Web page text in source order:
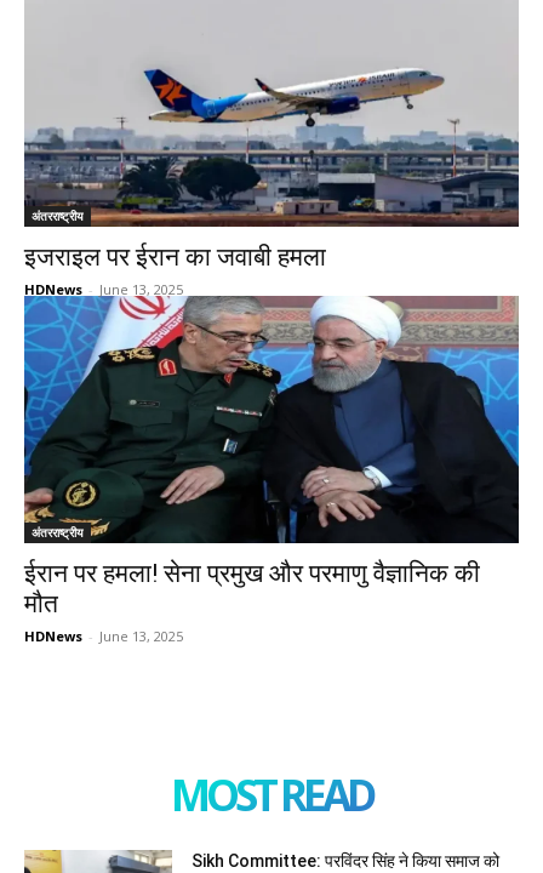
अंतरराष्ट्रीय
इजराइल पर ईरान का जवाबी हमला
HDNews - June 13, 2025
अंतरराष्ट्रीय
ईरान पर हमला! सेना प्रमुख और परमाणु वैज्ञानिक की
मौत
HDNews - June 13, 2025
MOST READ
Sikh Committee: परविंदर सिंह ने किया समाज को